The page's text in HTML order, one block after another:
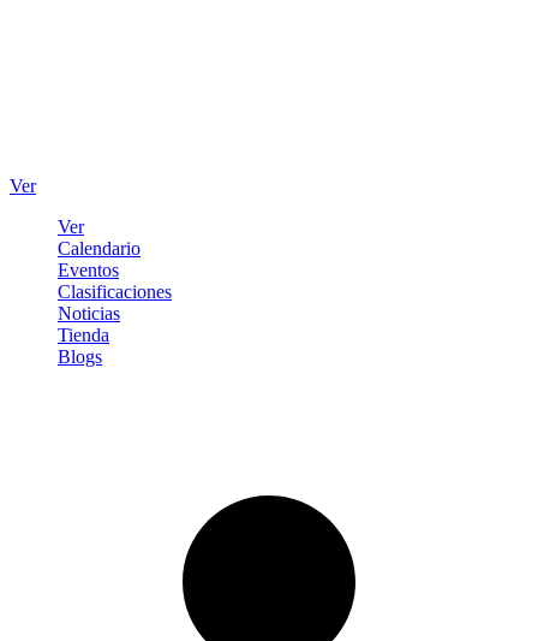
Ver
Ver
Calendario
Eventos
Clasificaciones
Noticias
Tienda
Blogs